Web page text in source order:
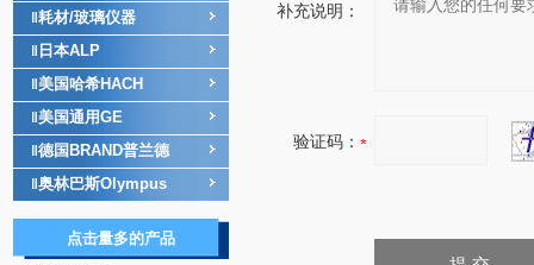
耗材/玻璃仪器
日本ALP
美国哈希HACH
美国通用GE
德国BRAND普兰德
奥林巴斯Olympus
点击量多的产品
补充说明：
验证码：